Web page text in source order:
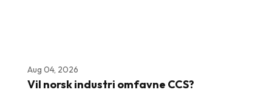
Aug 04, 2026
Vil norsk industri omfavne CCS?